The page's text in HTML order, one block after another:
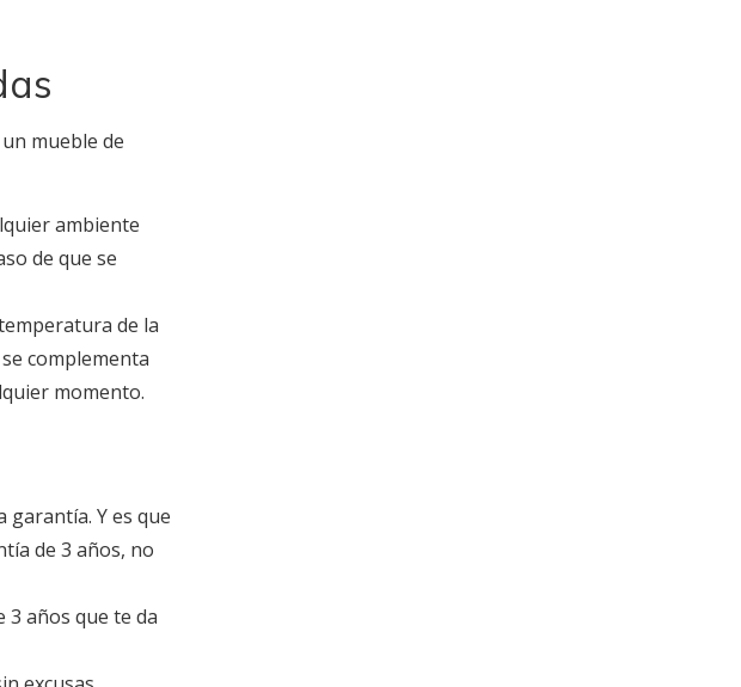
mueble de
ambiente
de que se
de la
complementa
momento.
garantía. Y es que
de 3 años, no
3 años que te da